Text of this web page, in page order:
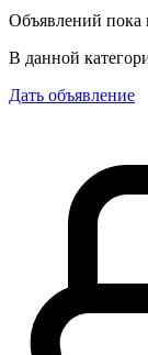
Объявлений пока
В данной
Дать объявление